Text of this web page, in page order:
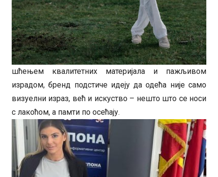
шћењем квалитетних материјала и пажљивом
израдом, бренд подстиче идеју да одећа није само
визуелни израз, већ и искуство – нешто што се носи
с лакоћом, а памти по осећају.